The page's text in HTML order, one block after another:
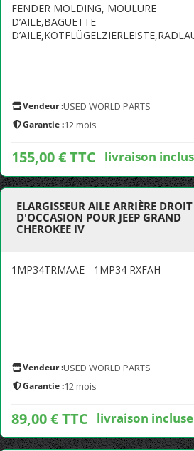
FENDER MOLDING, MOULURE
D’AILE,BAGUETTE
Vendeur :USED WORLD PARTS
Garantie :12 mois
155,00 € TTC livraison
ELARGISSEUR AILE ARRIÈRE DROIT
D'OCCASION POUR JEEP GRAND
CHEROKEE IV
1MP34TRMAAE - 1MP34 RXFAH
Vendeur :USED WORLD PARTS
Garantie :12 mois
89,00 € TTC livraison incluse